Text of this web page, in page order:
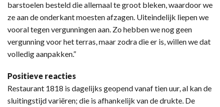
barstoelen besteld die allemaal te groot bleken, waardoor we
ze aan de onderkant moesten afzagen. Uiteindelijk liepen we
vooral tegen vergunningen aan. Zo hebben we nog geen
vergunning voor het terras, maar zodra die er is, willen we dat
volledig aanpakken.”
Positieve reacties
Restaurant 1818 is dagelijks geopend vanaf tien uur, al kan de
sluitingstijd variëren; die is afhankelijk van de drukte. De